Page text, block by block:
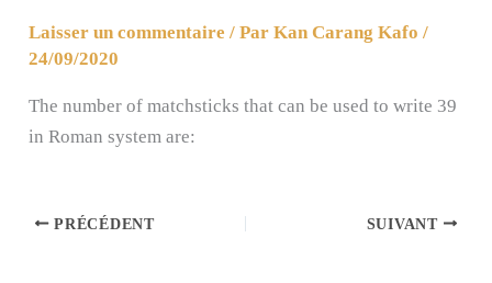
Laisser un commentaire / ParKan Carang Kafo/
24/09/2020
The number of matchsticks that can be used to write 39
in Roman system are:
PRÉCÉDENT SUIVANT